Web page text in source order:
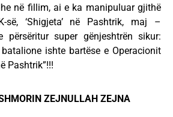
në fillim, ai e ka manipuluar gjithë
së, ‘Shigjeta’ në Pashtrik, maj –
përsëritur super gënjeshtrën sikur:
ishte bartëse e Operacionit
Pashtrik”!!!
ZEJNULLAH ZEJNA